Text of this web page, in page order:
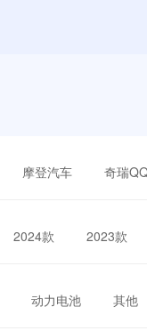
摩登汽车 奇瑞
2024款 2023款
动力电池 其他